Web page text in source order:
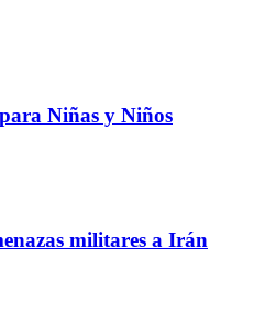
Niñas y Niños
militares a Irán